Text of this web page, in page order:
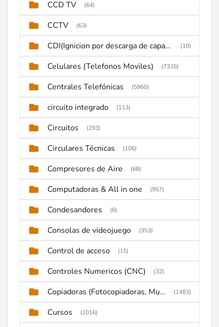
CCD TV (64)
CCTV (63)
CDI(Ignicion por descarga de capacitor) (10)
Celulares (Telefonos Moviles) (7326)
Centrales Telefónicas (5860)
circuito integrado (113)
Circuitos (293)
Circulares Técnicas (106)
Compresores de Aire (68)
Computadoras & All in one (957)
Condesandores (6)
Consolas de videojuego (353)
Control de acceso (15)
Controles Numericos (CNC) (32)
Copiadoras (Fotocopiadoras, Multifunctions, Ploter, etc) (1483)
Cursos (1016)